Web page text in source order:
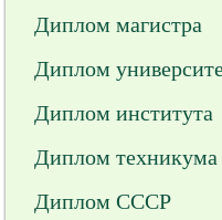
Диплом магистра
Диплом
Диплом института
Диплом техникума
Диплом СССР